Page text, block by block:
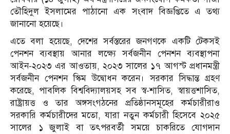
তৌহিদুল ইসলামের পাঠানো এক সংবাদ বিজ্ঞপ্তিতে এ তথ্য
জানানো হয়েছে।
এতে বলা হয়েছে, দেশের সর্বস্তরের জনগণকে একটি টেকসই
পেনশন ব্যবস্থায় আনার লক্ষ্যে সর্বজনীন পেনশন ব্যবস্থাপনা
আইন-২০২৩ এর আওতায়, ২০২৩ সালের ১৭ আগস্ট প্রধানমন্ত্রী
সর্বজনীন পেনশন স্কিম উদ্বোধন করেন। সরকার সিদ্ধান্ত গ্রহণ
করেছে, পাবলিক বিশ্ববিদ্যালয়সহ সব স্ব-শাসিত, স্বায়ত্তশাসিত,
রাষ্ট্রায়ত্ত ও তার অঙ্গসংগঠনের প্রতিষ্ঠানসমূহের কর্মচারীরাও
সরকারি কর্মচারীদের মতো, যারা নতুন কর্মচারী হিসেবে ২০২৫
সালের ১ জুলাই বা তৎপরবর্তী সময়ে চাকরিতে যোগদান